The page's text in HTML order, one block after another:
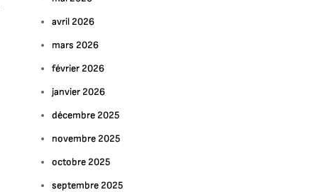
avril 2026
mars 2026
février 2026
janvier 2026
décembre 2025
novembre 2025
octobre 2025
septembre 2025